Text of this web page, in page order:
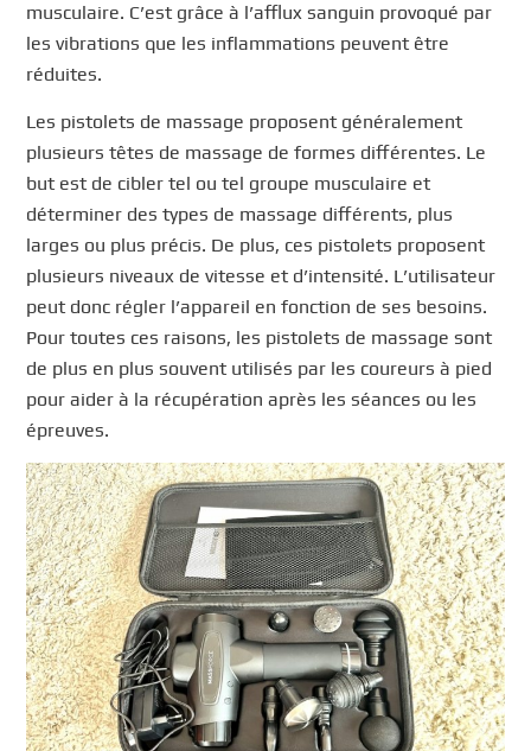
musculaire. C’est grâce à l’afflux sanguin provoqué par
les vibrations que les inflammations peuvent être
réduites.
Les pistolets de massage proposent généralement
plusieurs têtes de massage de formes différentes. Le
but est de cibler tel ou tel groupe musculaire et
déterminer des types de massage différents, plus
larges ou plus précis. De plus, ces pistolets proposent
plusieurs niveaux de vitesse et d’intensité. L’utilisateur
peut donc régler l’appareil en fonction de ses besoins.
Pour toutes ces raisons, les pistolets de massage sont
de plus en plus souvent utilisés par les coureurs à pied
pour aider à la récupération après les séances ou les
épreuves.